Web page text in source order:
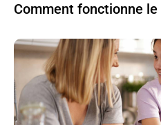
Comment fonctionne